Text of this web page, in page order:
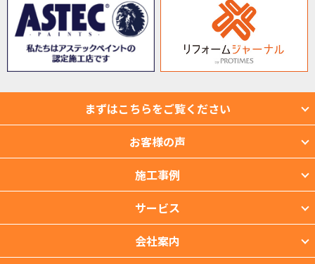
まずはこちらをご覧ください
お客様の声
施工事例
サービス
会社案内